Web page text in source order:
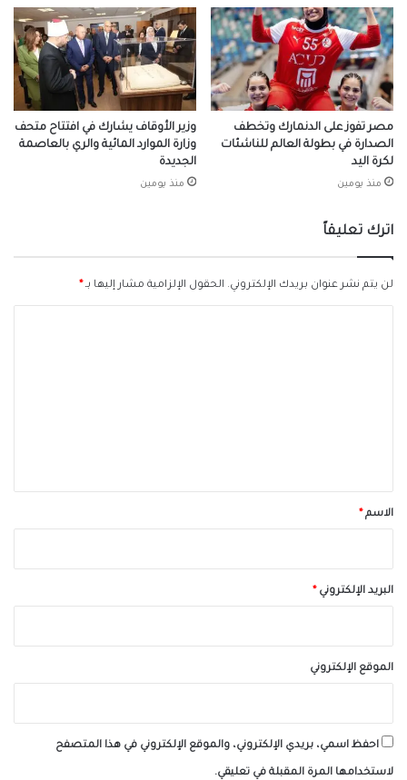
مصر تفوز على الدنمارك وتخطف
الصدارة في بطولة العالم للناشئات
لكرة اليد
منذ يومين
وزير الأوقاف يشارك في افتتاح متحف
وزارة الموارد المائية والري بالعاصمة
الجديدة
منذ يومين
اترك تعليقاً
لن يتم نشر عنوان بريدك الإلكتروني. الحقول الإلزامية مشار إليها بـ*
*الاسم*
البريد الإلكتروني*
الموقع الإلكتروني
احفظ اسمي، بريدي الإلكتروني، والموقع الإلكتروني في هذا المتصفح
لاستخدامها المرة المقبلة في تعليقي.